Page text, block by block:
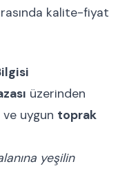
kalite-fiyat
üzerinden
ve uygun toprak
yeşilin